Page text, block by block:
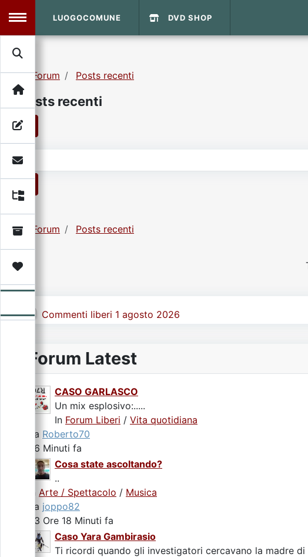
MENU
Search
Vecchio Sito
Archivio
LUOGOCOMUNE DVD SHOP
Forum Posts recenti
Posts recenti
Forum Posts recenti
Commenti liberi 1 agosto 2026
Forum Latest
CASO GARLASCO
Un mix esplosivo:.....
In Forum Liberi / Vita quotidiana
da Roberto70
36 Minuti fa
Cosa state ascoltando?
..
Arte / Spettacolo / Musica
da joppo82
23 Ore 18 Minuti fa
Caso Yara Gambirasio
Ti ricordi quando gli investigatori cercavano la madre